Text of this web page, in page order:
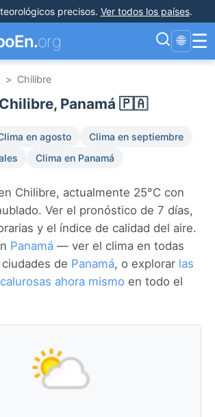
precisos. Ver todos los países.
org 🌐 ☰
> Chilibre
Panamá 🇵🇦
en agosto
Clima en septiembre
Clima en Panamá
Chilibre, actualmente 25°C con
Ver el pronóstico de 7 días,
y el índice de calidad del aire.
Panamá — ver el clima en todas
de Panamá, o explorar las
ahora mismo en todo el